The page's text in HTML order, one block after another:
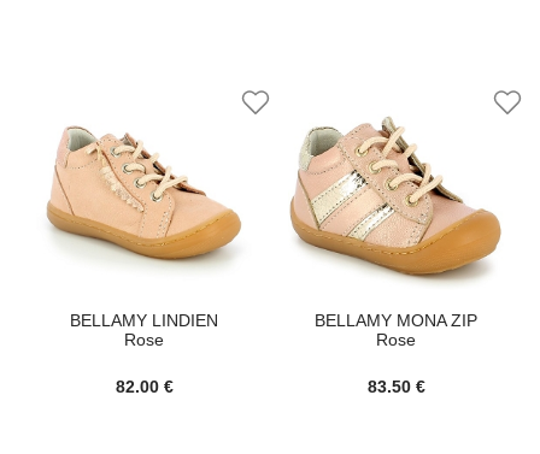
BELLAMY LINDIEN
Rose
82.00 €
BELLAMY MONA ZIP
Rose
83.50 €